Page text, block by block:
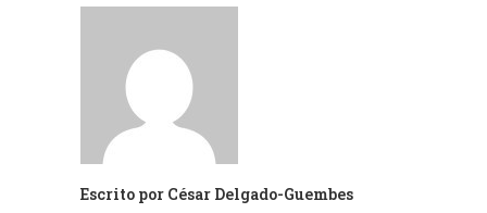
Escrito por César Delgado-Guembes